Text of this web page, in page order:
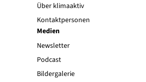
Über klimaaktiv
Kontaktpersonen
Medien
Newsletter
Podcast
Bildergalerie